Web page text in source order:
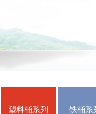
塑料桶系列 铁桶系